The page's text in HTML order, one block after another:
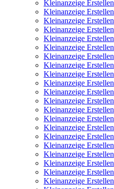
Kleinanzeige Erstellen
Kleinanzeige Erstellen
Kleinanzeige Erstellen
Kleinanzeige Erstellen
Kleinanzeige Erstellen
Kleinanzeige Erstellen
Kleinanzeige Erstellen
Kleinanzeige Erstellen
Kleinanzeige Erstellen
Kleinanzeige Erstellen
Kleinanzeige Erstellen
Kleinanzeige Erstellen
Kleinanzeige Erstellen
Kleinanzeige Erstellen
Kleinanzeige Erstellen
Kleinanzeige Erstellen
Kleinanzeige Erstellen
Kleinanzeige Erstellen
Kleinanzeige Erstellen
Kleinanzeige Erstellen
Kleinanzeige Erstellen